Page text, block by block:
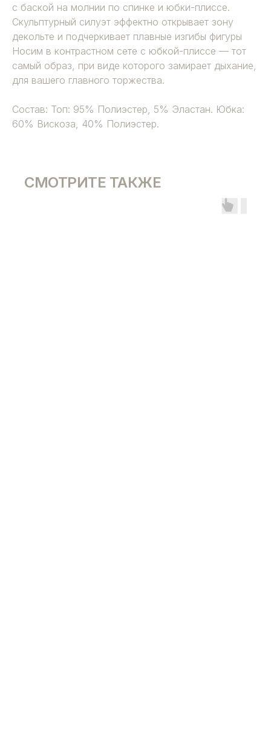
с баской на молнии по спинке и юбки-плиссе.
Скульптурный силуэт эффектно открывает зону
декольте и подчеркивает плавные изгибы фигуры
Носим в контрастном сете с юбкой-плиссе — тот
самый образ, при виде которого замирает дыхание,
для вашего главного торжества.
Состав: Топ: 95% Полиэстер, 5% Эластан. Юбка:
60% Вискоза, 40% Полиэстер.
СМОТРИТЕ ТАКЖЕ